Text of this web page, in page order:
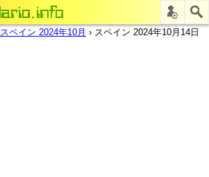
スペイン 2024年10月 › スペイン 2024年10月14日